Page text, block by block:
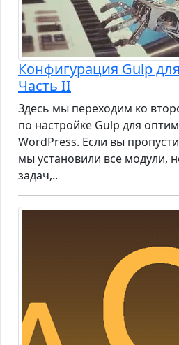
Конфигурация Gulp
Часть II
Здесь мы переходим ко
по настройке Gulp для
WordPress. Если вы
мы установили все модули,
задач,..